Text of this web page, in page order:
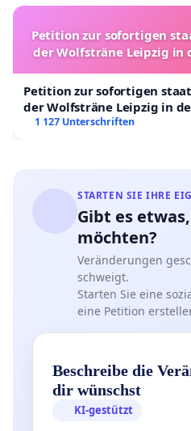
Petition zur sofortigen
der Wolfsträne Leipzig
Petition zur sofortigen
der Wolfsträne Leipzig in
1 127 Unterschriften
STARTEN SIE IHRE
Gibt es
möchten?
Veränderungen
schweigt.
Starten Sie eine
eine Petition
Beschreibe die
dir wünschst
KI-gestützt